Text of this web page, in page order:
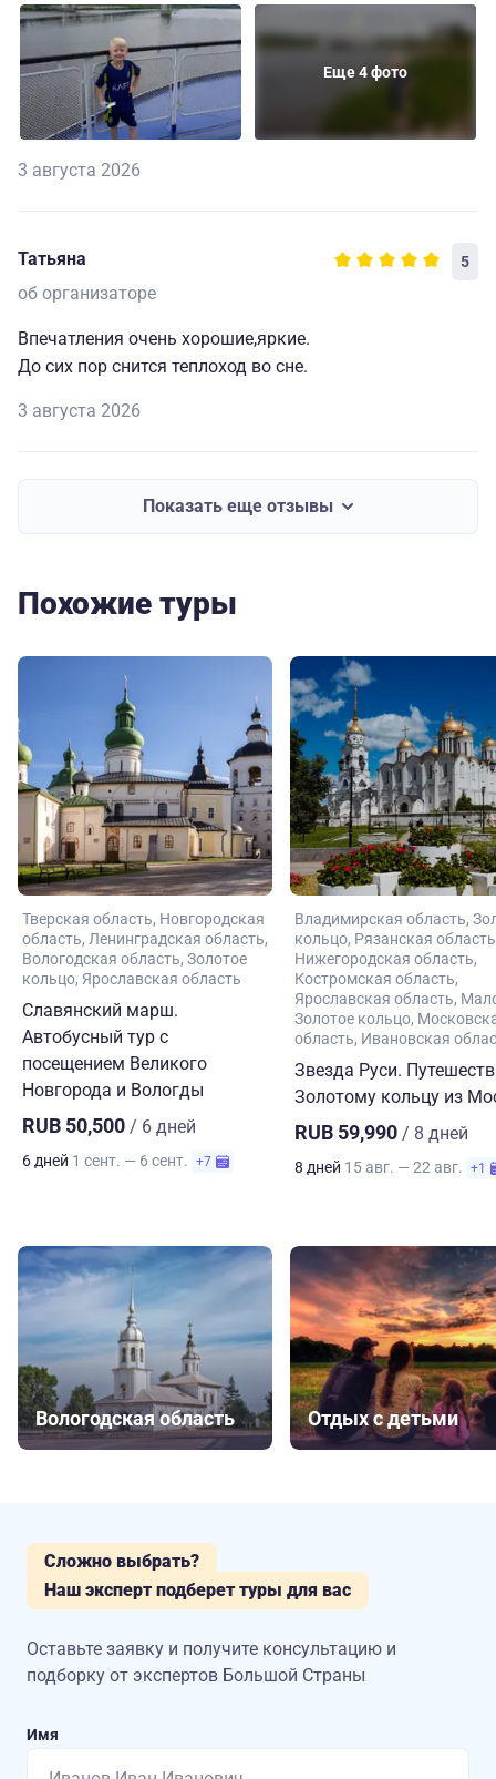
Еще 4 фото
3 августа 2026
Татьяна 5
об организаторе
Впечатления очень хорошие,яркие.
До сих пор снится теплоход во сне.
3 августа 2026
Показать еще отзывы
Похожие туры
Тверская область Новгородская
область Ленинградская область
Вологодская область Золотое
кольцо Ярославская область
Славянский марш.
Автобусный тур с
посещением Великого
Новгорода и Вологды
RUB 50,500 / 6 дней
6 дней 1 сент. — 6 сент. +7
Владимирская область
кольцо Рязанская область
Нижегородская область
Костромская область
Ярославская область
Золотое кольцо
область Ивановская
Звезда Руси.
Золотому кольцу из
RUB 59,990 / 8 дней
8 дней 15 авг. — 22 авг. +1
Вологодская область Отдых с детьми
Сложно выбрать?
Наш эксперт подберет туры для вас
Оставьте заявку и получите консультацию и
подборку от экспертов Большой Страны
Имя